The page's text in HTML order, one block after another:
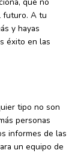
futuro. A tu
y hayas
éxito en las
tipo no son
personas
informes de las
un equipo de